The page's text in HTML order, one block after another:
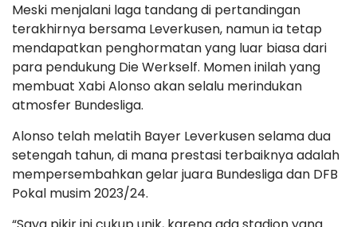
Meski menjalani laga tandang di pertandingan
terakhirnya bersama Leverkusen, namun ia tetap
mendapatkan penghormatan yang luar biasa dari
para pendukung Die Werkself. Momen inilah yang
membuat Xabi Alonso akan selalu merindukan
atmosfer Bundesliga.
Alonso telah melatih Bayer Leverkusen selama dua
setengah tahun, di mana prestasi terbaiknya adalah
mempersembahkan gelar juara Bundesliga dan DFB
Pokal musim 2023/24.